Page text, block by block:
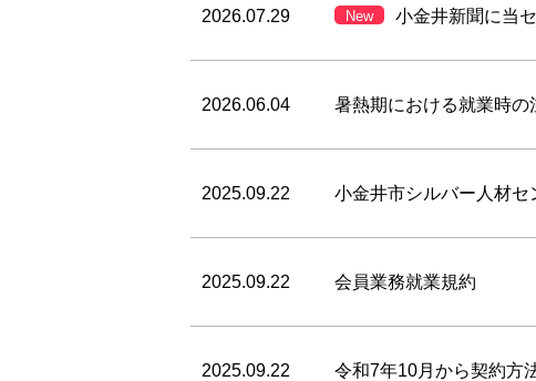
2026.07.29 New 小金井新聞に当
2026.06.04 暑熱期における就業時の
2025.09.22 小金井市シルバー人材セ
2025.09.22 会員業務就業規約
2025.09.22 令和7年10月から契約方